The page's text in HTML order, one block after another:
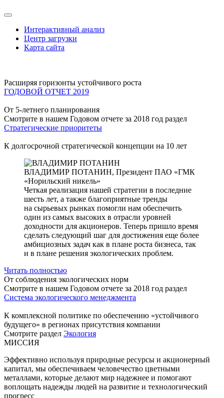
Интерактивный анализ
Центр загрузки
Карта сайта
Расширяя горизонты устойчивого роста
ГОДОВОЙ ОТЧЕТ 2019
От 5-летнего планирования
Смотрите в нашем Годовом отчете за 2018 год раздел
Стратегические приоритеты
К долгосрочной стратегической концепции на 10 лет
ВЛАДИМИР ПОТАНИН, Президент ПАО «ГМК
«Норильский никель»
Четкая реализация нашей стратегии в последние
шесть лет, а также благоприятные тренды
на сырьевых рынках помогли нам обеспечить
один из самых высоких в отрасли уровней
доходности для акционеров. Теперь пришло время
сделать следующий шаг для достижения еще более
амбициозных задач как в плане роста бизнеса, так
и в плане решения экологических проблем.
Читать полностью
От соблюдения экологических норм
Смотрите в нашем Годовом отчете за 2018 год раздел
Система экологического менеджмента
К комплексной политике по обеспечению «устойчивого
будущего» в регионах присутствия компании
Смотрите раздел Экология
МИССИЯ
Эффективно используя природные ресурсы и акционерный
капитал, мы обеспечиваем человечество цветными
металлами, которые делают мир надежнее и помогают
воплощать надежды людей на развитие и технологический
прогресс